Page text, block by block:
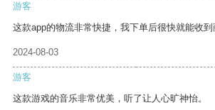
游客
这款app的物流非常快捷，我下单后很快就能收到
2024-08-03
游客
这款游戏的音乐非常优美，听了让人心旷神怡。